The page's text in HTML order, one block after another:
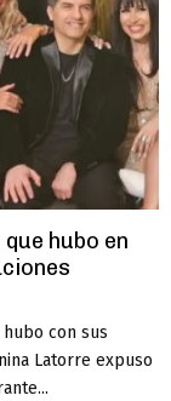
hubo en
con sus
Latorre expuso